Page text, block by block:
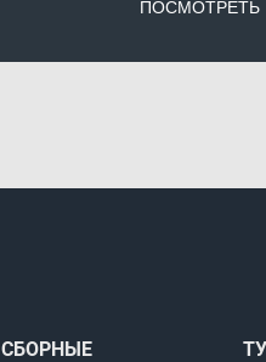
ПОСМОТРЕТЬ
СБОРНЫЕ